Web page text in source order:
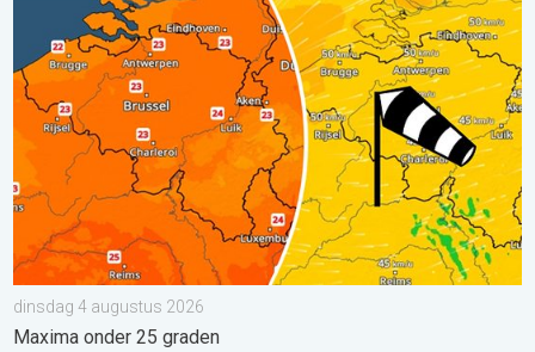
Koeler weer op komst. Maxima onder 25 graden. . . dinsdag
dinsdag 4 augustus 2026
Maxima onder 25 graden